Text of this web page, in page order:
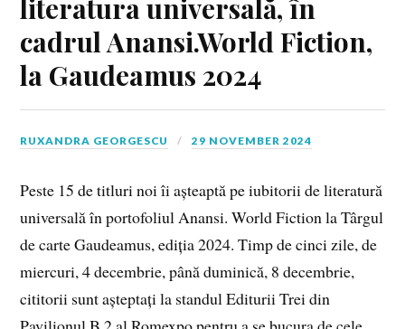
literatura universală, în
cadrul Anansi.World Fiction,
la Gaudeamus 2024
RUXANDRA GEORGESCU 29 NOVEMBER 2024
Peste 15 de titluri noi îi așteaptă pe iubitorii de literatură
universală în portofoliul Anansi. World Fiction la Târgul
de carte Gaudeamus, ediția 2024. Timp de cinci zile, de
miercuri, 4 decembrie, până duminică, 8 decembrie,
cititorii sunt așteptați la standul Editurii Trei din